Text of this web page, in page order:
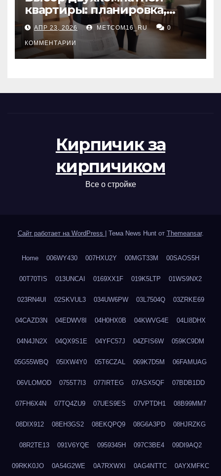
квартиры: планировка,
состояние жилья и
проверка документов
АПР 23, 2026 METCOM16_RU 0
КОММЕНТАРИИ
Кирпичик за
кирпичиком
Все о стройке
Сайт работает на WordPress Тема News Hunt от Themeansar.
Home 006WY430 007HXU2Y 00MGT33M 00SAOS5H
00T70TIS 013UNCAI 0169XX1F 019K5LTP 01WS9NX2
023RN4UI 02SKVUL3 034UW6PW 03L7504Q 03ZRKE69
04CAZD3N 04EDWV8I 04H0HX0B 04KWVG4E 04LI8DHX
04N4JN2X 04QX9S1E 04YFC57J 04ZFIS6W 059KC9DM
05G55WBQ 05IXW4Y0 05T6CZAL 069K7D5M 06FAMUAG
06VLOMOD 0755T7I3 077IRTEG 07ASX5QF 07BDB1DD
07FH6X4N 07TQ4ZU9 07UES9ES 07VPTDH1 08B99MM7
08DIX912 08EH3GS2 08EKQPQ9 08G6A3PD 08HJRZKG
08R2TE13 091V6YQE 0959345H 097C3BE4 09DI9AQ2
09RKK0JO 0A54G2WE 0A7RXWXI 0AG4NTTC 0AYXMFKC